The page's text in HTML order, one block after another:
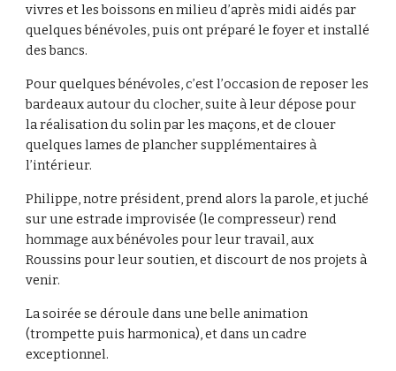
vivres et les boissons en milieu d’après midi aidés par
quelques bénévoles, puis ont préparé le foyer et installé
des bancs.
Pour quelques bénévoles, c’est l’occasion de reposer les
bardeaux autour du clocher, suite à leur dépose pour
la réalisation du solin par les maçons, et de clouer
quelques lames de plancher supplémentaires à
l’intérieur.
Philippe, notre président, prend alors la parole, et juché
sur une estrade improvisée (le compresseur) rend
hommage aux bénévoles pour leur travail, aux
Roussins pour leur soutien, et discourt de nos projets à
venir.
La soirée se déroule dans une belle animation
(trompette puis harmonica), et dans un cadre
exceptionnel.